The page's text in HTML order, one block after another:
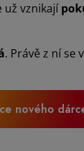
už vznikají
. Právě z ní se
nového